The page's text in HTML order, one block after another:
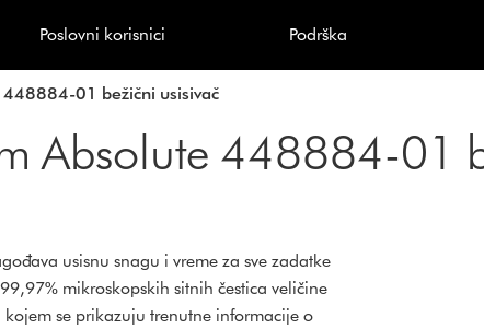
Poslovni korisnici Podrška
01 bežični usisivač
Absolute 448884-01
usisnu snagu i vreme za sve zadatke
mikroskopskih sitnih čestica veličine
se prikazuju trenutne informacije o